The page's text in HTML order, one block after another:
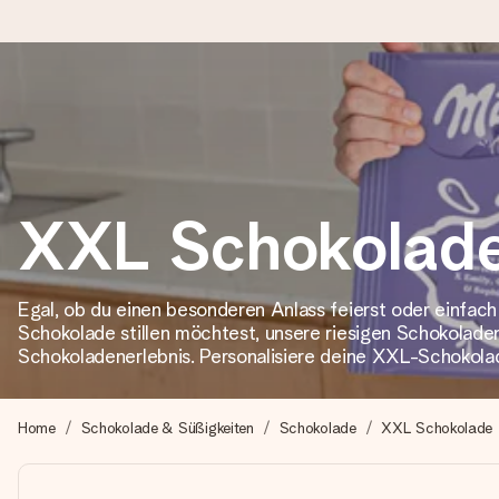
Heute bestellt, in 1 Werktag verschickt
Wir bereiten dein Geschenk sorgfältig vor und schicken es
4,8 (basierend auf +15.000 Bewertungen)
Unsere Geschenke begeistern. Kunden bewerten uns mit
Erstelle etwas Einzigartiges in wenigen Schritten – mit
XXL
Egal, ob du einen besonderen Anlass feierst oder
Schokolade stillen möchtest, unsere riesigen
Schokoladenerlebnis. Personalisiere deine XXL-
Home Schokolade & Süßigkeiten Schokolade XXL Schokolade